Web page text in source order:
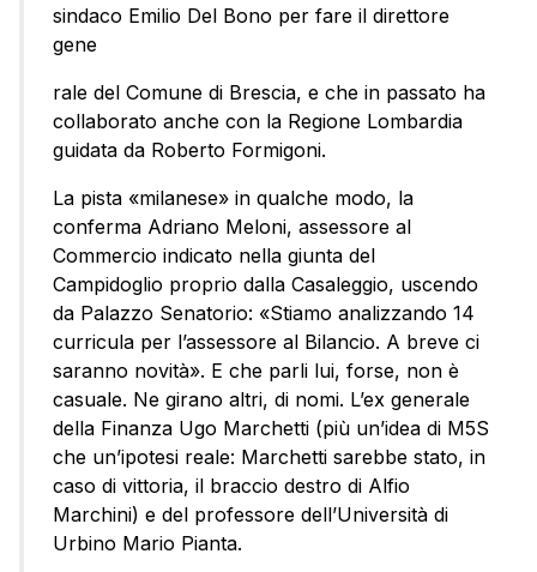
sindaco Emilio Del Bono per fare il direttore
gene
rale del Comune di Brescia, e che in passato ha
collaborato anche con la Regione Lombardia
guidata da Roberto Formigoni.
La pista «milanese» in qualche modo, la
conferma Adriano Meloni, assessore al
Commercio indicato nella giunta del
Campidoglio proprio dalla Casaleggio, uscendo
da Palazzo Senatorio: «Stiamo analizzando 14
curricula per l’assessore al Bilancio. A breve ci
saranno novità». E che parli lui, forse, non è
casuale. Ne girano altri, di nomi. L’ex generale
della Finanza Ugo Marchetti (più un’idea di M5S
che un’ipotesi reale: Marchetti sarebbe stato, in
caso di vittoria, il braccio destro di Alfio
Marchini) e del professore dell’Università di
Urbino Mario Pianta.